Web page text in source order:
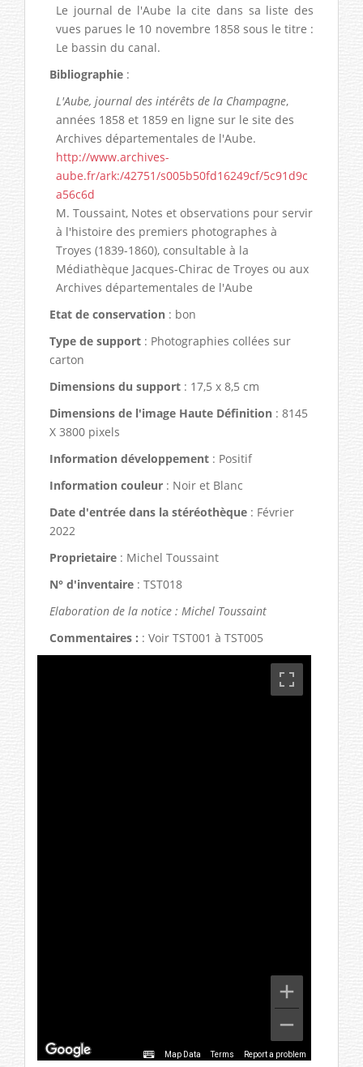
Le journal de l'Aube la cite dans sa liste des
vues parues le 10 novembre 1858 sous le titre :
Le bassin du canal.
Bibliographie :
L'Aube, journal des intérêts de la Champagne,
années 1858 et 1859 en ligne sur le site des
Archives départementales de l'Aube.
http://www.archives-
aube.fr/ark:/42751/s005b50fd16249cf/5c91d9c
a56c6d
M. Toussaint, Notes et observations pour servir
à l'histoire des premiers photographes à
Troyes (1839-1860), consultable à la
Médiathèque Jacques-Chirac de Troyes ou aux
Archives départementales de l'Aube
Etat de conservation : bon
Type de support : Photographies collées sur
carton
Dimensions du support : 17,5 x 8,5 cm
Dimensions de l'image Haute Définition : 8145
X 3800 pixels
Information développement : Positif
Information couleur : Noir et Blanc
Date d'entrée dans la stéréothèque : Février
2022
Proprietaire : Michel Toussaint
N° d'inventaire : TST018
Elaboration de la notice : Michel Toussaint
Commentaires : : Voir TST001 à TST005
Map Data Terms Report a problem